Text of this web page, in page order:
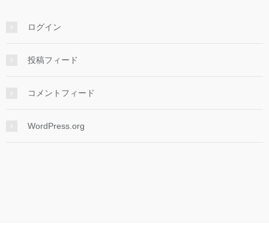
ログイン
投稿フィード
コメントフィード
WordPress.org